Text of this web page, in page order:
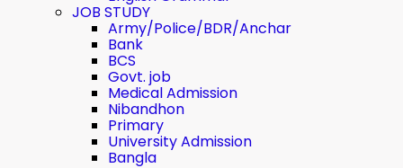
JOB STUDY
Army/Police/BDR/Anchar
Bank
BCS
Govt. job
Medical Admission
Nibandhon
Primary
University Admission
Bangla